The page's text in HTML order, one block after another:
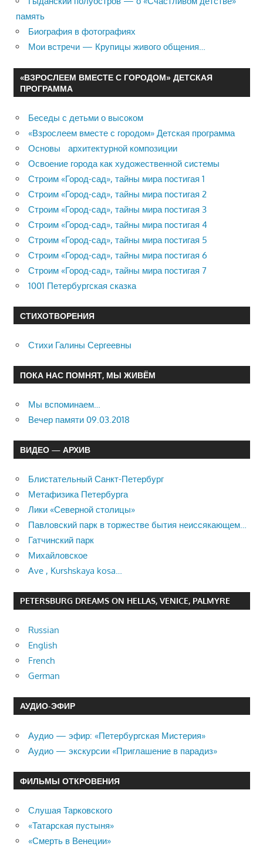
память
Биография в фотографиях
Мои встречи — Крупицы живого общения…
«ВЗРОСЛЕЕМ ВМЕСТЕ С ГОРОДОМ» ДЕТСКАЯ
ПРОГРАММА
Беседы с детьми о высоком
«Взрослеем вместе с городом» Детская программа
Основы архитектурной композиции
Освоение города как художественной системы
Строим «Город-сад», тайны мира постигая 1
Строим «Город-сад», тайны мира постигая 2
Строим «Город-сад», тайны мира постигая 3
Строим «Город-сад», тайны мира постигая 4
Строим «Город-сад», тайны мира постигая 5
Строим «Город-сад», тайны мира постигая 6
Строим «Город-сад», тайны мира постигая 7
1001 Петербургская сказка
СТИХОТВОРЕНИЯ
Стихи Галины Сергеевны
ПОКА НАС ПОМНЯТ, МЫ ЖИВЁМ
Мы вспоминаем…
Вечер памяти 09.03.2018
ВИДЕО — АРХИВ
Блистательный Санкт-Петербург
Метафизика Петербурга
Лики «Северной столицы»
Павловский парк в торжестве бытия неиссякающем…
Гатчинский парк
Михайловское
Ave , Kurshskaya kosa…
PETERSBURG DREAMS ON HELLAS, VENICE, PALMYRE
Russian
English
French
German
АУДИО-ЭФИР
Аудио — эфир: «Петербургская Мистерия»
Аудио — экскурсии «Приглашение в парадиз»
ФИЛЬМЫ ОТКРОВЕНИЯ
Слушая Тарковского
«Татарская пустыня»
«Смерть в Венеции»